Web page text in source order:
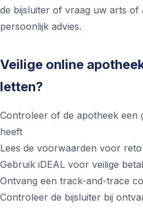
de bijsluiter of vraag uw arts of
persoonlijk advies.
Veilige online
letten?
Controleer of de apotheek een
heeft
Lees de voorwaarden voor
Gebruik iDEAL voor veilige
Ontvang een track-and-trace
Controleer de bijsluiter bij